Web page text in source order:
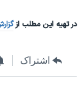
در تهیه این مطلب از
اشتراک